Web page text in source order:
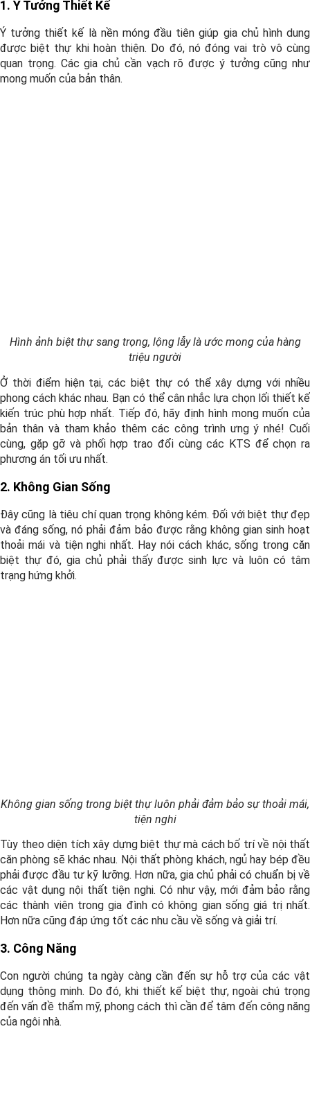
1. Ý Tưởng Thiết Kế
Ý tưởng thiết kế là nền móng đầu tiên giúp gia chủ hình dung
được biệt thự khi hoàn thiện. Do đó, nó đóng vai trò vô cùng
quan trọng. Các gia chủ cần vạch rõ được ý tưởng cũng như
mong muốn của bản thân.
Hình ảnh biệt thự sang trọng, lộng lẫy là ước mong của hàng
triệu người
Ở thời điểm hiện tại, các biệt thự có thể xây dựng với nhiều
phong cách khác nhau. Bạn có thể cân nhắc lựa chọn lối thiết kế
kiến trúc phù hợp nhất. Tiếp đó, hãy định hình mong muốn của
bản thân và tham khảo thêm các công trình ưng ý nhé! Cuối
cùng, gặp gỡ và phối hợp trao đổi cùng các KTS để chọn ra
phương án tối ưu nhất.
2. Không Gian Sống
Đây cũng là tiêu chí quan trọng không kém. Đối với biệt thự đẹp
và đáng sống, nó phải đảm bảo được rằng không gian sinh hoạt
thoải mái và tiện nghi nhất. Hay nói cách khác, sống trong căn
biệt thự đó, gia chủ phải thấy được sinh lực và luôn có tâm
trạng hứng khởi.
Không gian sống trong biệt thự luôn phải đảm bảo sự thoải mái,
tiện nghi
Tùy theo diện tích xây dựng biệt thự mà cách bố trí về nội thất
căn phòng sẽ khác nhau. Nội thất phòng khách, ngủ hay bép đều
phải được đầu tư kỹ lưỡng. Hơn nữa, gia chủ phải có chuẩn bị về
các vật dụng nội thất tiện nghi. Có như vậy, mới đảm bảo rằng
các thành viên trong gia đình có không gian sống giá trị nhất.
Hơn nữa cũng đáp ứng tốt các nhu cầu về sống và giải trí.
3. Công Năng
Con người chúng ta ngày càng cần đến sự hỗ trợ của các vật
dụng thông minh. Do đó, khi thiết kế biệt thự, ngoài chú trọng
đến vấn đề thẩm mỹ, phong cách thì cần để tâm đến công năng
của ngôi nhà.